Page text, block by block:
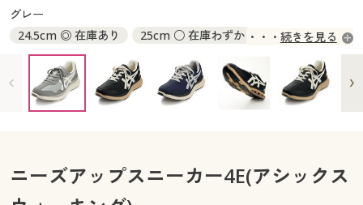
大きいサイズ 事務・制服
カタログ・チラシからのご注文
デジタルカタログ
カタログ無料プレゼント
マイページ
カタログ無料プレゼント
会員メニュー
閲覧履歴
グレー
24.5cm ◎ 在庫あり
25cm ○ 在庫わずか
25.5cm ○ 在庫わずか
26.5cm ○ 在庫わずか
27cm ◎ 在庫あり
28cm ○ 在庫わずか
続きを見る
ニーズアップスニーカー4E(アシックス